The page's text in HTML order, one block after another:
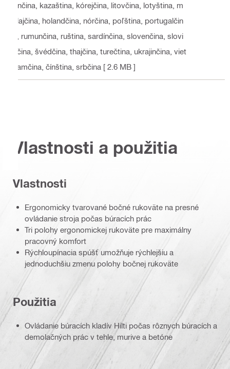
ončina, kazaština, kórejčina, litovčina, lotyština, m
alajčina, holandčina, nórčina, poľština, portugalčin
a, rumunčina, ruština, sardínčina, slovenčina, slovi
nčina, švédčina, thajčina, turečtina, ukrajinčina, viet
namčina, čínština, srbčina [ 2.6 MB ]
Vlastnosti a použitia
Vlastnosti
Ergonomicky tvarované bočné rukoväte na presné
ovládanie stroja počas búracích prác
Tri polohy ergonomickej rukoväte pre maximálny
pracovný komfort
Rýchloupínacia spúšť umožňuje rýchlejšiu a
jednoduchšiu zmenu polohy bočnej rukoväte
Použitia
Ovládanie búracích kladív Hilti počas rôznych búracích a
demolačných prác v tehle, murive a betóne